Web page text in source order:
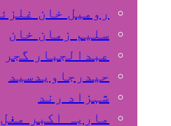
رومیل خان
سلیم زمان خان
عبدالجبار گجر
حیدرجاویدسید
شہزاد رند
ماریہ اکبر